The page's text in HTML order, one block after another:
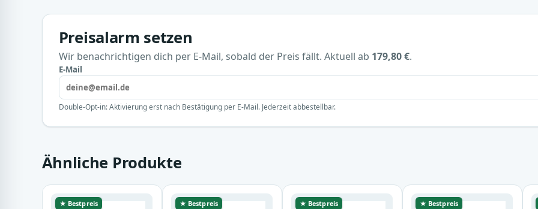
Preisalarm setzen
Wir benachrichtigen dich per E-Mail, sobald der Preis fällt. Aktuell ab 179,80 €.
E-Mail
Double-Opt-in: Aktivierung erst nach Bestätigung per E-Mail. Jederzeit abbestellbar.
Ähnliche Produkte
★ Bestpreis ★ Bestpreis ★ Bestpreis ★ Bestpreis